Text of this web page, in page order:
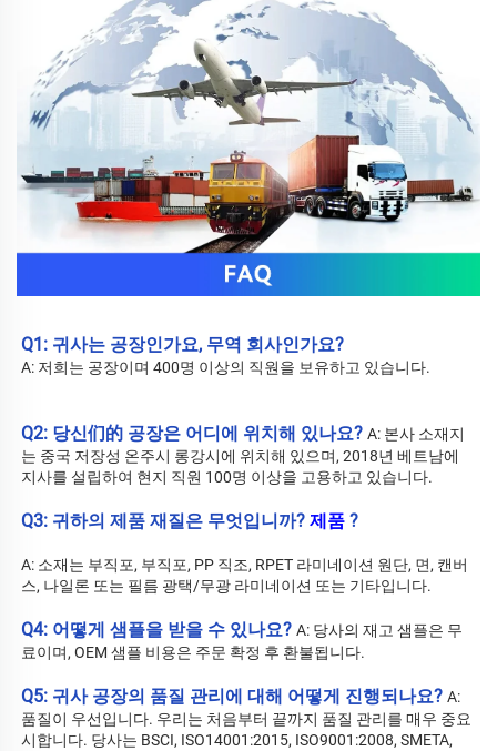
Q1: 귀사는 공장인가요, 무역 회사인가요?
A: 저희는 공장이며 400명 이상의 직원을 보유하고 있습니다.
Q2: 당신们的 공장은 어디에 위치해 있나요? A: 본사 소재지
는 중국 저장성 온주시 롱강시에 위치해 있으며, 2018년 베트남에
지사를 설립하여 현지 직원 100명 이상을 고용하고 있습니다.
Q3: 귀하의 제품 재질은 무엇입니까? 제품 ?
A: 소재는 부직포, 부직포, PP 직조, RPET 라미네이션 원단, 면, 캔버
스, 나일론 또는 필름 광택/무광 라미네이션 또는 기타입니다.
Q4: 어떻게 샘플을 받을 수 있나요? A: 당사의 재고 샘플은 무
료이며, OEM 샘플 비용은 주문 확정 후 환불됩니다.
Q5: 귀사 공장의 품질 관리에 대해 어떻게 진행되나요? A:
품질이 우선입니다. 우리는 처음부터 끝까지 품질 관리를 매우 중요
시합니다. 당사는 BSCI, ISO14001:2015, ISO9001:2008, SMETA,